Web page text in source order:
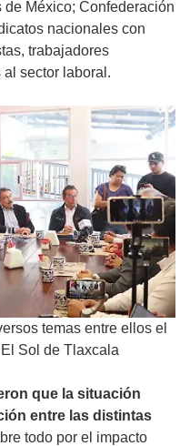
México; Confederación
nacionales con
trabajadores
sector laboral.
temas entre ellos el
El Sol de Tlaxcala
que la situación
entre las distintas
todo por el impacto